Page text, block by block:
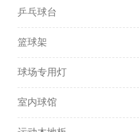
乒乓球台
篮球架
球场专用灯
室内球馆